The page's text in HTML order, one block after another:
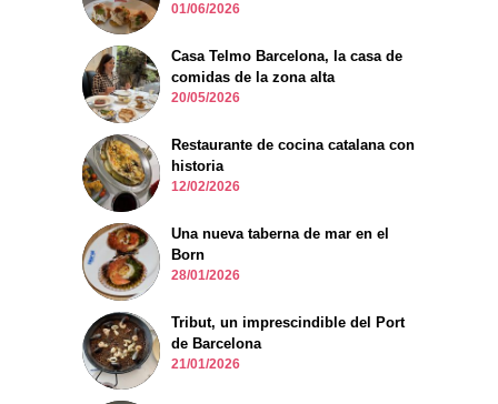
01/06/2026
Casa Telmo Barcelona, la casa de
comidas de la zona alta
20/05/2026
Restaurante de cocina catalana con
historia
12/02/2026
Una nueva taberna de mar en el
Born
28/01/2026
Tribut, un imprescindible del Port
de Barcelona
21/01/2026